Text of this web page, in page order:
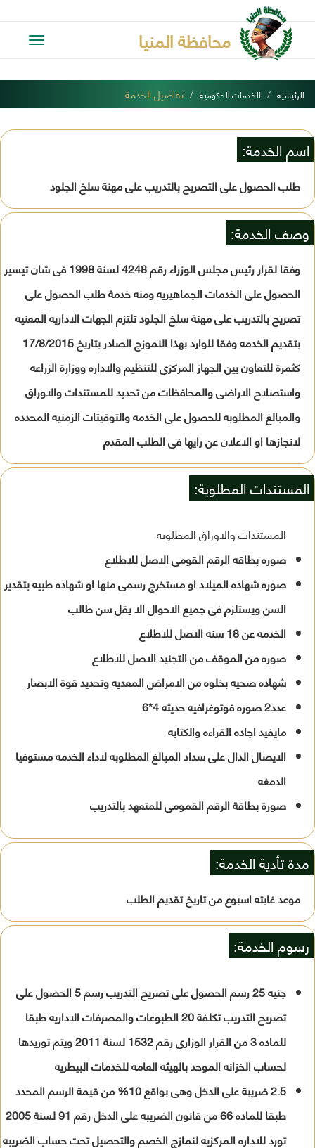
Toggle
محافظة المنيا
الرئيسية الخدمات الحكومية تفاصيل الخدمة
اسم الخدمة:
طلب الحصول على التصريح بالتدريب على مهنة سلخ الجلود
وصف الخدمة:
وفقا لقرار رئيس مجلس الوزراء رقم 4248 لسنة 1998 فى شان تيسير
الحصول على الخدمات الجماهيريه ومنه خدمة طلب الحصول على
تصريح بالتدريب على مهنة سلخ الجلود تلتزم الجهات الاداريه المعنيه
بتقديم الخدمه وفقا للوارد بهذا النموزج الصادر بتاريخ 17/8/2015
كثمرة للتعاون بين الجهاز المركزى للتنظيم والاداره ووزارة الزراعه
واستصلاح الاراضى والمحافظات من تحديد للمستندات والاوراق
والمبالغ المطلوبه للحصول على الخدمه والتوقيتات الزمنيه المحدده
لانجازها او الاعلان عن رايها فى الطلب المقدم
المستندات المطلوبة:
المستندات والاوراق المطلوبه
صوره بطاقه الرقم القومى الاصل للاطلاع
صوره شهاده الميلاد او مستخرج رسمى منها او شهاده طبيه بتقدير
السن ويستلزم فى جميع الاحوال الا يقل سن طالب
الخدمه عن 18 سنه الاصل للاطلاع
صوره من الموقف من التجنيد الاصل للاطلاع
شهاده صحيه بخلوه من الامراض المعديه وتحديد قوة الابصار
عدد2 صوره فوتوغرافيه حديثه 4*6
مايفيد اجاده القراءه والكتابه
الايصال الدال على سداد المبالغ المطلوبه لاداء الخدمه مستوفيا
الدمغه
صورة بطاقة الرقم القمومى للمتعهد بالتدريب
مدة تأدية الخدمة:
موعد غايته اسبوع من تاريخ تقديم الطلب
رسوم الخدمة:
جنيه 25 رسم الحصول على تصريح التدريب رسم 5 الحصول على
تصريح التدريب تكلفة 20 الطبوعات والمصرفات الاداريه طبقا
للماده 3 من القرار الوزارى رقم 1532 لسنة 2011 ويتم توريدها
لحساب الخزانه الموحد بالهيئه العامه للخدمات البيطريه
2.5 ضريبة على الدخل وهى بواقع 10% من قيمة الرسم المحدد
طبقا للماده 66 من قانون الضريبه على الدخل رقم 91 لسنة 2005
تورد للاداره المركزيه لنمازج الخصم والتحصيل تحت حساب الضريبه